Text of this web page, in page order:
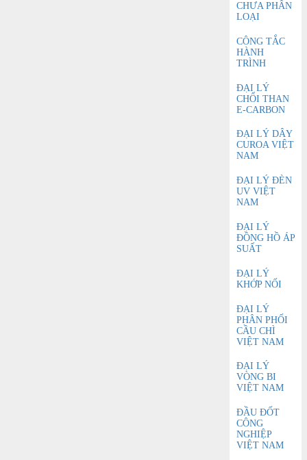
CHƯA PHÂN
LOẠI
CÔNG TẮC
HÀNH
TRÌNH
ĐẠI LÝ
CHỔI THAN
E-CARBON
ĐẠI LÝ DÂY
CUROA VIỆT
NAM
ĐẠI LÝ ĐÈN
UV VIỆT
NAM
ĐẠI LÝ
ĐỒNG HỒ ÁP
SUẤT
ĐẠI LÝ
KHỚP NỐI
ĐẠI LÝ
PHÂN PHỐI
CẦU CHÌ
VIỆT NAM
ĐẠI LÝ
VÒNG BI
VIỆT NAM
ĐẦU ĐỐT
CÔNG
NGHIỆP
VIỆT NAM